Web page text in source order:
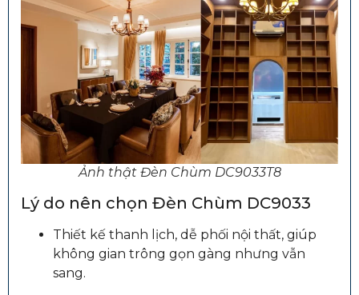
Ảnh thật Đèn Chùm DC9033T8
Lý do nên chọn Đèn Chùm DC9033
Thiết kế thanh lịch, dễ phối nội thất, giúp
không gian trông gọn gàng nhưng vẫn
sang.